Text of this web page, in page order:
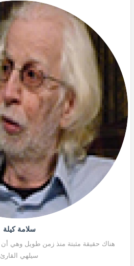
سلامة كيلة
هناك حقيقة مثبتة منذ زمن طويل وهي أن
سيلهي القارئ